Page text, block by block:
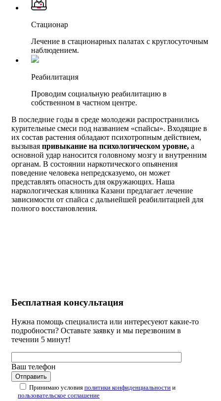
Стационар
Лечение в стационарных палатах с круглосуточным
наблюдением.
Реабилитация
Проводим социальную реабилитацию в
собственном в частном центре.
В последние годы в среде молодежи распространились
курительные смеси под названием «спайсы». Входящие в
их состав растения обладают психотропным действием,
вызывая привыкание на психологическом уровне, а
основной удар наносится головному мозгу и внутренним
органам. В состоянии наркотического опьянения
поведение человека непредсказуемо, он может
представлять опасность для окружающих. Наша
наркологическая клиника Казани предлагает лечение
зависимости от спайса с дальнейшей реабилитацией для
полного восстановления.
Бесплатная консультация
Нужна помощь специалиста или интересуеют какие-то
подробности? Оставьте заявку и мы перезвоним в
течении 5 минут!
Ваш телефон
Принимаю условия политики конфиденциальности и
пользовательское соглашение